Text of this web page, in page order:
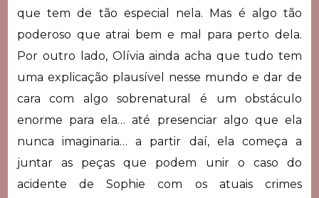
que tem de tão especial nela. Mas é algo tão
poderoso que atrai bem e mal para perto dela.
Por outro lado, Olívia ainda acha que tudo tem
uma explicação plausível nesse mundo e dar de
cara com algo sobrenatural é um obstáculo
enorme para ela… até presenciar algo que ela
nunca imaginaria… a partir daí, ela começa a
juntar as peças que podem unir o caso do
acidente de Sophie com os atuais crimes